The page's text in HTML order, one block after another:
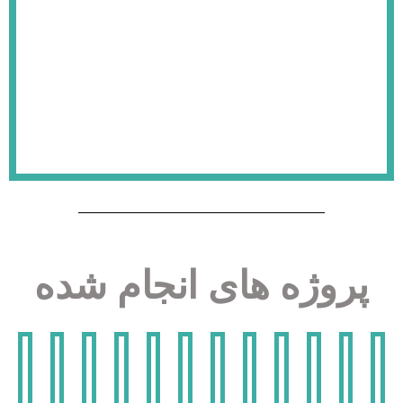
های انجام شده